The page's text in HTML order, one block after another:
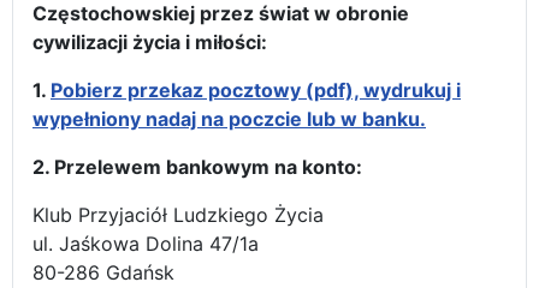
Częstochowskiej przez świat w obronie
cywilizacji życia i miłości:
1. Pobierz przekaz pocztowy (pdf), wydrukuj i
wypełniony nadaj na poczcie lub w banku.
2. Przelewem bankowym na konto:
Klub Przyjaciół Ludzkiego Życia
ul. Jaśkowa Dolina 47/1a
80-286 Gdańsk